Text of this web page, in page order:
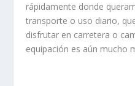
rápidamente donde
transporte o uso diario,
disfrutar en carretera o
equipación es aún mucho